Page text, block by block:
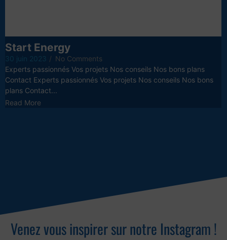
Start Energy
30 juin 2023 / No Comments
Experts passionnés Vos projets Nos conseils Nos bons plans
Contact Experts passionnés Vos projets Nos conseils Nos bons
plans Contact...
Read More
Venez vous inspirer sur notre Instagram !